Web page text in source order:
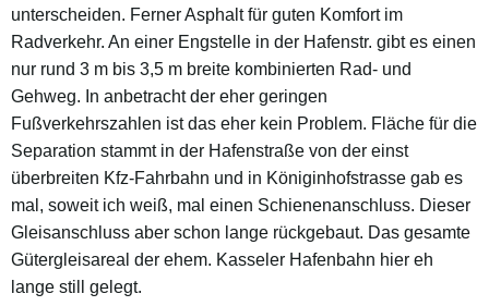
unterscheiden. Ferner Asphalt für guten Komfort im
Radverkehr. An einer Engstelle in der Hafenstr. gibt es einen
nur rund 3 m bis 3,5 m breite kombinierten Rad- und
Gehweg. In anbetracht der eher geringen
Fußverkehrszahlen ist das eher kein Problem. Fläche für die
Separation stammt in der Hafenstraße von der einst
überbreiten Kfz-Fahrbahn und in Königinhofstrasse gab es
mal, soweit ich weiß, mal einen Schienenanschluss. Dieser
Gleisanschluss aber schon lange rückgebaut. Das gesamte
Gütergleisareal der ehem. Kasseler Hafenbahn hier eh
lange still gelegt.